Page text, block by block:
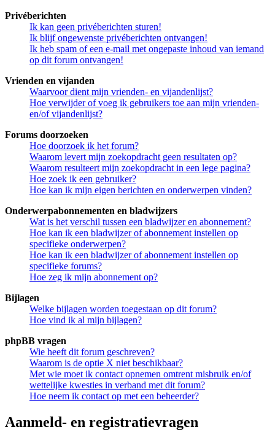
Privéberichten
Ik kan geen privéberichten sturen!
Ik blijf ongewenste privéberichten ontvangen!
Ik heb spam of een e-mail met ongepaste inhoud van iemand
op dit forum ontvangen!
Vrienden en vijanden
Waarvoor dient mijn vrienden- en vijandenlijst?
Hoe verwijder of voeg ik gebruikers toe aan mijn vrienden-
en/of vijandenlijst?
Forums doorzoeken
Hoe doorzoek ik het forum?
Waarom levert mijn zoekopdracht geen resultaten op?
Waarom resulteert mijn zoekopdracht in een lege pagina?
Hoe zoek ik een gebruiker?
Hoe kan ik mijn eigen berichten en onderwerpen vinden?
Onderwerpabonnementen en bladwijzers
Wat is het verschil tussen een bladwijzer en abonnement?
Hoe kan ik een bladwijzer of abonnement instellen op
specifieke onderwerpen?
Hoe kan ik een bladwijzer of abonnement instellen op
specifieke forums?
Hoe zeg ik mijn abonnement op?
Bijlagen
Welke bijlagen worden toegestaan op dit forum?
Hoe vind ik al mijn bijlagen?
phpBB vragen
Wie heeft dit forum geschreven?
Waarom is de optie X niet beschikbaar?
Met wie moet ik contact opnemen omtrent misbruik en/of
wettelijke kwesties in verband met dit forum?
Hoe neem ik contact op met een beheerder?
Aanmeld- en registratievragen